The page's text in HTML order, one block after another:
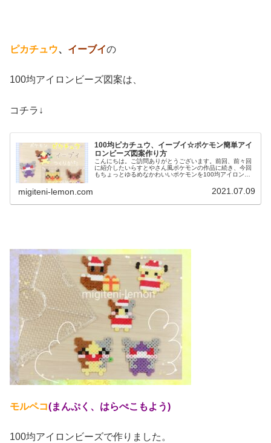
ピカチュウ、 イーブイの
100均アイロンビーズ図案は、
コチラ↓
100均ピカチュウ、イーブイ☆ポケモン簡単アイ
ロンビーズ図案作り方
こんにちは。ご訪問ありがとうございます。前回、前々回
に紹介したいらすとやさん風ポケモンの作品に続き、今回
もちょっとゆるめなかわいいポケモンを100均アイロンビ
migiteni-lemon.com 2021.07.09
モルペコ(まんぷく、はらぺこもよう)
100均アイロンビーズで作りました。